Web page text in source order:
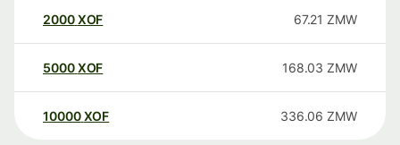
2000XOF 67.21 ZMW
5000XOF 168.03 ZMW
10000 XOF 336.06 ZMW